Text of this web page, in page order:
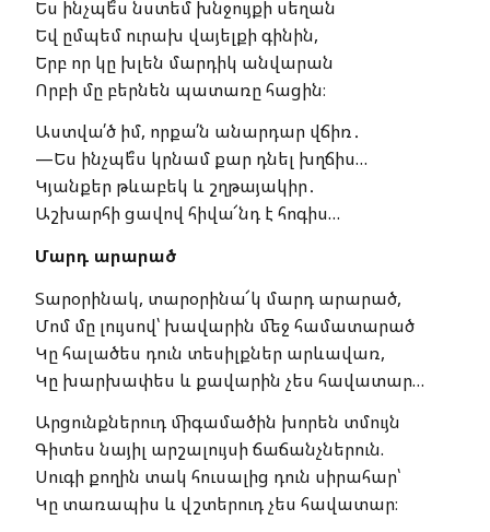
Ես ինչպե՞ս նստեմ խնջույքի սեղան
Եվ ըմպեմ ուրախ վայելքի գինին,
Երբ որ կը խլեն մարդիկ անվարան
Որբի մը բերնեն պատառը հացին։
Աստվա՛ծ իմ, որքա՛ն անարդար վճիռ․
—Ես ինչպե՞ս կրնամ քար դնել խղճիս…
Կյանքեր թևաբեկ և շղթայակիր․
Աշխարհի ցավով հիվա՜նդ է հոգիս…
Մարդ արարած
Տարօրինակ, տարօրինա՜կ մարդ արարած,
Մոմ մը լույսով՝ խավարին մեջ համատարած
Կը հալածես դուն տեսիլքներ արևավառ,
Կը խարխափես և քավարին չես հավատար…
Արցունքներուդ միգամածին խորեն տմույն
Գիտես նայիլ արշալույսի ճաճանչներուն.
Սուգի քողին տակ հուսալից դուն սիրահար՝
Կը տառապիս և վշտերուդ չես հավատար։